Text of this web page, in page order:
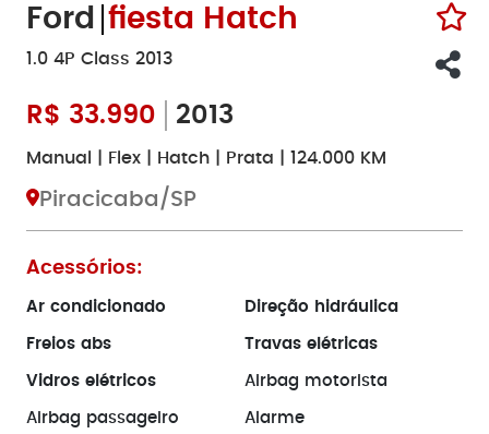
Ford fiesta Hatch
1.0 4P Class 2013
R$ 33.990 2013
Manual | Flex | Hatch | Prata | 124.000 KM
Piracicaba/SP
Acessórios:
Ar condicionado Direção hidráulica
Freios abs Travas elétricas
Vidros elétricos Airbag motorista
Airbag passageiro Alarme